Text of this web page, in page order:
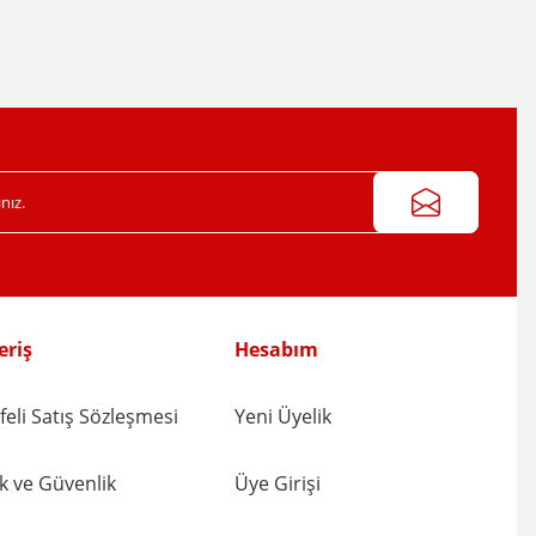
Satış Sözleşmesi
ve Güvenlik
Hesabım
Yeni Üyelik
Üye Girişi